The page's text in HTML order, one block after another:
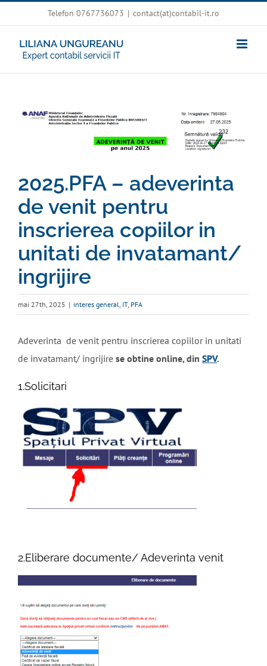
to
content
Telefon 0767736073 | contact(at)contabil-it.ro
View
2025.PFA – adeverinta
de venit pentru
inscrierea copiilor in
unitati de invatamant/
ingrijire
mai 27th, 2025 | interes general, IT, PFA
Adeverinta de venit pentru inscrierea copiilor in unitati
de invatamant/ ingrijire se obtine online, din SPV.
1.Solicitari
2.Eliberare documente/ Adeverinta venit